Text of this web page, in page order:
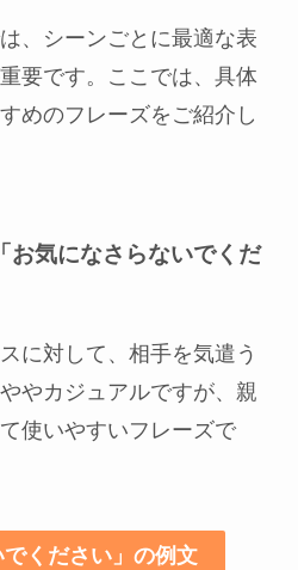
、シーンごとに最適な表
要です。ここでは、具体
めのフレーズをご紹介し
お気になさらないでくだ
に対して、相手を気遣う
やカジュアルですが、親
使いやすいフレーズで
でください」の例文